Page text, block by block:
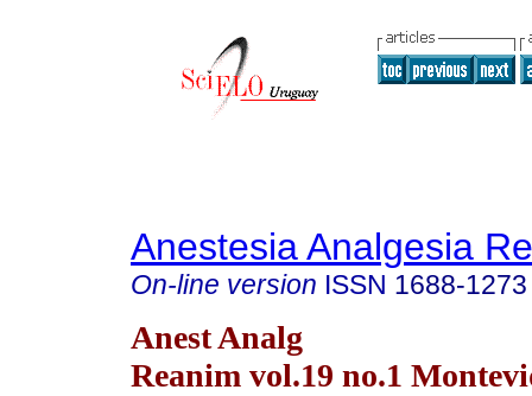
Anestesia Analgesia
On-line version ISSN 1688-1273
Anest Analg
Reanim vol.19 no.1